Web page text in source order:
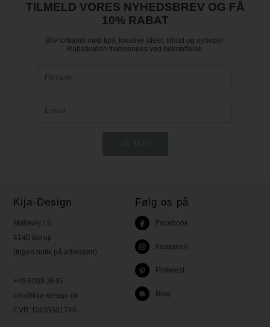
TILMELD VORES NYHEDSBREV OG FÅ
10% RABAT
Bliv forkælet med tips, kreative idéer, tilbud og nyheder.
Rabatkoden fremsendes ved bekræftelse.
Kija-Design
Møllevej 15
4140 Borup
(Ingen butik på adressen)
+45 6089 3645
info@kija-design.dk
CVR: DK35501746
Følg os på
Facebook
Instagram
Pinterest
Blog